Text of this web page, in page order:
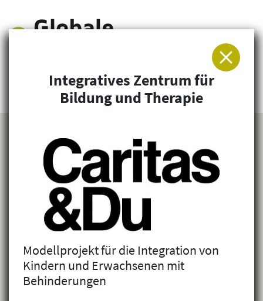
Arbeitsgemeinschaft für Entwicklung und
Humanitäre Hilfe
Integratives Zentrum für
Bildung und Therapie
Modellprojekt für die Integration von
Kindern und Erwachsenen mit
Behinderungen